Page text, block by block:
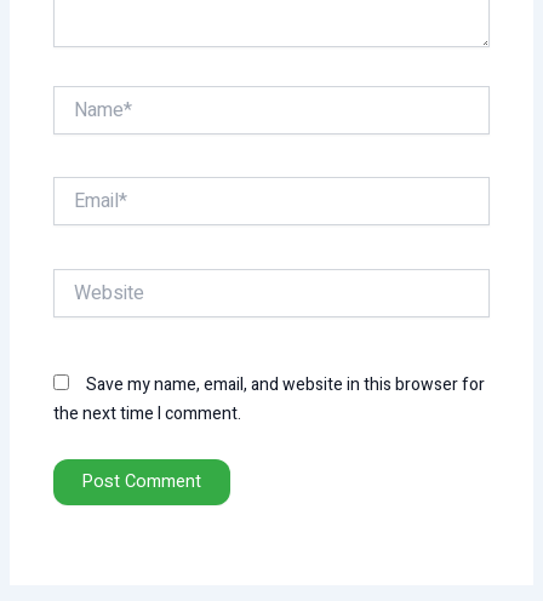
Name*
Email*
Website
Save my name, email, and website in this browser for
the next time I comment.